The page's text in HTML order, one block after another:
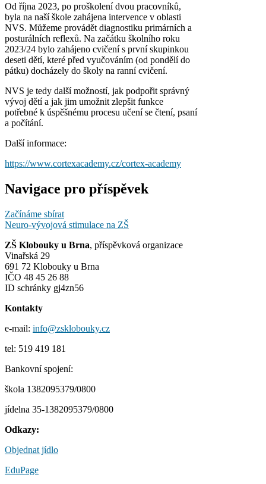
Od října 2023, po proškolení dvou pracovníků,
byla na naší škole zahájena intervence v oblasti
NVS. Můžeme provádět diagnostiku primárních a
posturálních reflexů. Na začátku školního roku
2023/24 bylo zahájeno cvičení s první skupinkou
deseti dětí, které před vyučováním (od pondělí do
pátku) docházely do školy na ranní cvičení.
NVS je tedy další možností, jak podpořit správný
vývoj dětí a jak jim umožnit zlepšit funkce
potřebné k úspěšnému procesu učení se čtení, psaní
a počítání.
Další informace:
https://www.cortexacademy.cz/cortex-academy
Navigace pro příspěvek
Začínáme sbírat
Neuro-vývojová stimulace na ZŠ
ZŠ Klobouky u Brna, příspěvková organizace
Vinařská 29
691 72 Klobouky u Brna
IČO 48 45 26 88
ID schránky gj4zn56
Kontakty
e-mail: info@zsklobouky.cz
tel: 519 419 181
Bankovní spojení:
škola 1382095379/0800
jídelna 35-1382095379/0800
Odkazy:
Objednat jídlo
EduPage